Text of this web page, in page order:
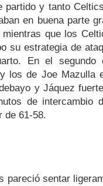
partido y tanto
en buena parte
que los
su estrategia de
En el segundo
los de Joe Mazulla
y Jáquez
de intercambio
de 61-58.
pareció sentar